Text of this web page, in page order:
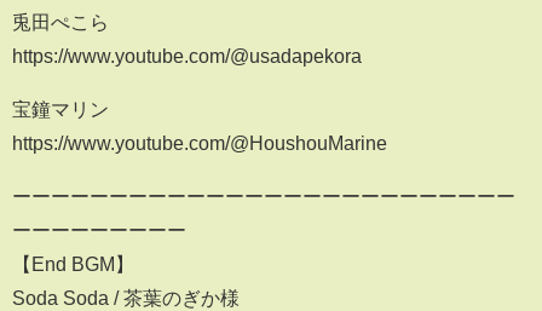
兎田ぺこら
https://www.youtube.com/@usadapekora
宝鐘マリン
https://www.youtube.com/@HoushouMarine
ーーーーーーーーーーーーーーーーーーーーーーーーーー
ーーーーーーーーー
【End BGM】
Soda Soda / 茶葉のぎか様